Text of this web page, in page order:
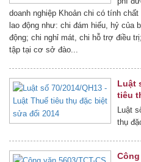
doanh nghiệp Khoản chi có tính
lao động như: chi đám hiếu, hỷ của
động; chi nghỉ mát, chi hỗ trợ điều
tập tại cơ sở đào...
Luật
tiêu
Luật
thụ
Công